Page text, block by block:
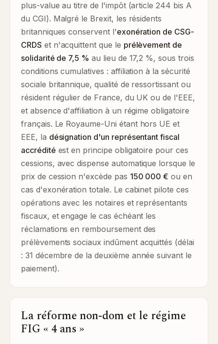
plus-value au titre de l'impôt (article 244 bis A
du CGI). Malgré le Brexit, les résidents
britanniques conservent l'exonération de CSG-
CRDS et n'acquittent que le prélèvement de
solidarité de 7,5 % au lieu de 17,2 %, sous trois
conditions cumulatives : affiliation à la sécurité
sociale britannique, qualité de ressortissant ou
résident régulier de France, du UK ou de l'EEE,
et absence d'affiliation à un régime obligatoire
français. Le Royaume-Uni étant hors UE et
EEE, la désignation d'un représentant fiscal
accrédité est en principe obligatoire pour ces
cessions, avec dispense automatique lorsque le
prix de cession n'excède pas 150 000 € ou en
cas d'exonération totale. Le cabinet pilote ces
opérations avec les notaires et représentants
fiscaux, et engage le cas échéant les
réclamations en remboursement des
prélèvements sociaux indûment acquittés (délai
: 31 décembre de la deuxième année suivant le
paiement).
La réforme non-dom et le régime
FIG « 4 ans »